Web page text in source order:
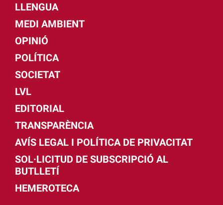
LLENGUA
MEDI AMBIENT
OPINIÓ
POLÍTICA
SOCIETAT
LVL
EDITORIAL
TRANSPARÈNCIA
AVÍS LEGAL I POLÍTICA DE PRIVACITAT
SOL·LICITUD DE SUBSCRIPCIÓ AL
BUTLLETÍ
HEMEROTECA